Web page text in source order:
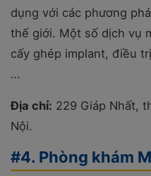
dụng với các phương
thế giới. Một số dịch vụ
cấy ghép implant, điều
…
Địa chỉ: 229 Giáp Nhất,
Nội.
#4. Phòng khám